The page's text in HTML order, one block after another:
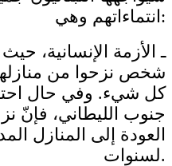
انتماءاتهم وهي:
ـ الأزمة الإنسانية،
شخص نزحوا من
كل شيء. وفي حال
جنوب الليطاني، فإنّ
العودة إلى المنازل
لسنوات.